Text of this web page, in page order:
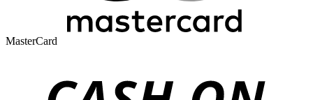
MasterCard